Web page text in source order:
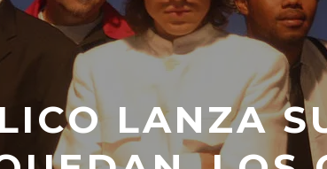
LANZA